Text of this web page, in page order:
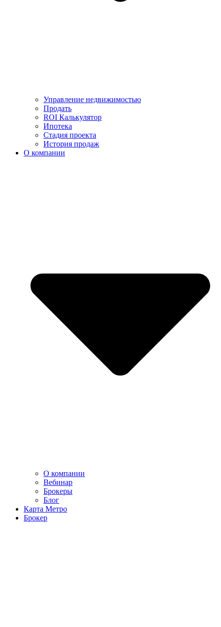
Управление недвижимостью
Продать
ROI Калькулятор
Ипотека
Стадия проекта
История продаж
О компании
О компании
Вебинар
Брокеры
Блог
Карта Метро
Брокер